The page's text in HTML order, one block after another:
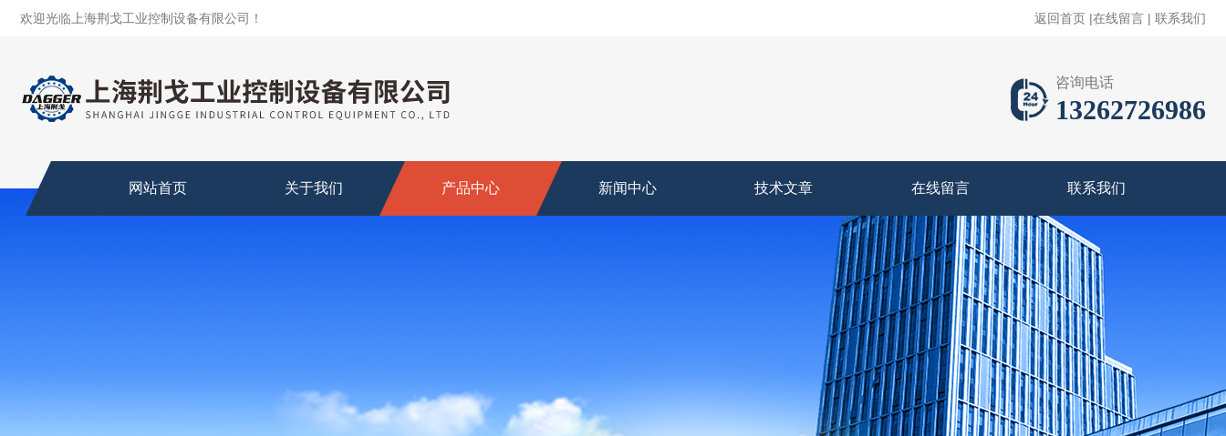
欢迎光临上海荆戈工业控制设备有限公司！ 返回首页 |在线留言 | 联系我们
咨询电话
13262726986
网站首页 关于我们 产品中心 新闻中心 技术文章 在线留言 联系我们